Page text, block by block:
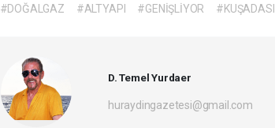
#DOĞALGAZ #ALTYAPI #GENİŞLİYOR #KUŞADASI
D. Temel Yurdaer
huraydingazetesi@gmail.com